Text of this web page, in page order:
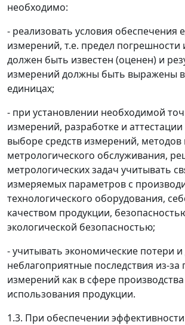
необходимо:
- реализовать условия обеспечения
измерений, т.е. предел погрешности
должен быть известен (оценен) и
измерений должны быть выражены
единицах;
- при установлении необходимой
измерений, разработке и
выборе средств измерений, методов
метрологического обслуживания,
метрологических задач учитывать
измеряемых параметров с
технологического оборудования,
качеством продукции,
экологической безопасностью;
- учитывать экономические потери и
неблагоприятные последствия из-
измерений как в сфере
использования продукции.
1.3. При обеспечении